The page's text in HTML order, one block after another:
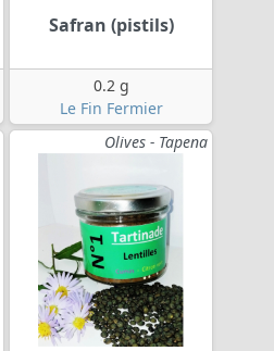
Safran (pistils)
0.2 g
Le Fin Fermier
Olives - Tapena